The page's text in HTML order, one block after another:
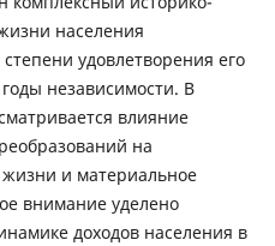
населения
удовлетворения его
независимости. В
влияние
на
и материальное
внимание уделено
доходов населения в